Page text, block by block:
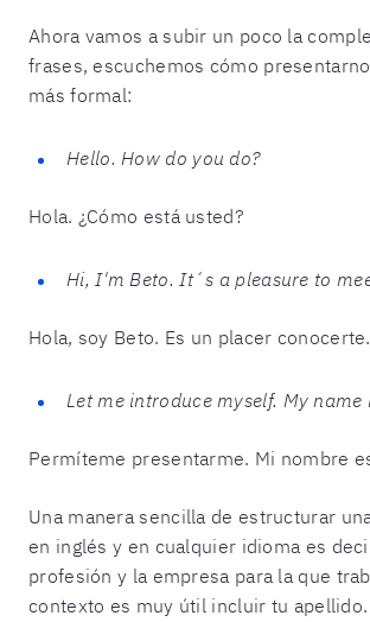
Ahora vamos a subir un poco la
frases, escuchemos cómo
más formal:
Hello. How do you do?
Hola. ¿Cómo está usted?
Hi, I'm Beto. It´s a pleasure to
Hola, soy Beto. Es un placer conocerte.
Let me introduce myself. My name
Permíteme presentarme. Mi nombre
Una manera sencilla de estructurar
en inglés y en cualquier idioma es
profesión y la empresa para la que
contexto es muy útil incluir tu apellido.